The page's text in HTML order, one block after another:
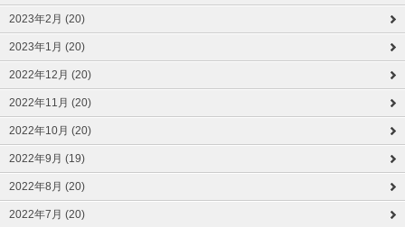
2023年2月 (20)
2023年1月 (20)
2022年12月 (20)
2022年11月 (20)
2022年10月 (20)
2022年9月 (19)
2022年8月 (20)
2022年7月 (20)